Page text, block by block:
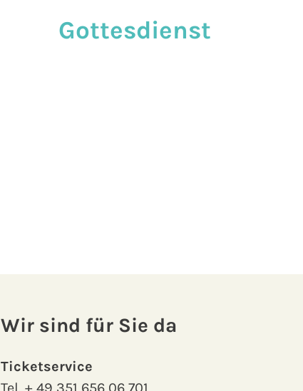
Gottesdienst
Wir sind für Sie da
Ticketservice
Tel.+ 49 351 656 06 701